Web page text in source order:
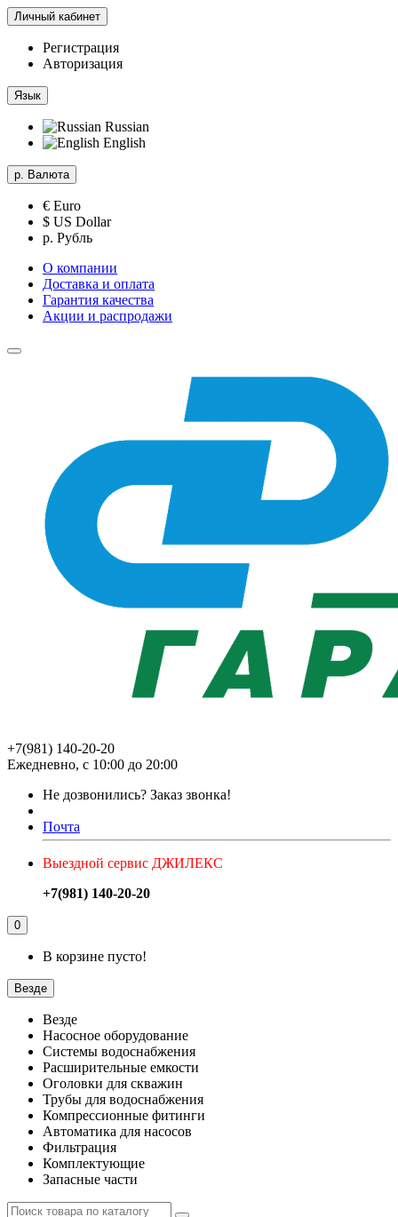
Личный кабинет
Регистрация
Авторизация
Язык
Russian
English
р. Валюта
€ Euro
$ US Dollar
р. Рубль
О компании
Доставка и оплата
Гарантия качества
Акции и распродажи
+7(981) 140-20-20
Ежедневно, с 10:00 до 20:00
Не дозвонились? Заказ звонка!
Почта
Выездной сервис ДЖИЛЕКС
+7(981) 140-20-20
0
В корзине пусто!
Везде
Везде
Насосное оборудование
Системы водоснабжения
Расширительные емкости
Оголовки для скважин
Трубы для водоснабжения
Компрессионные фитинги
Автоматика для насосов
Фильтрация
Комплектующие
Запасные части